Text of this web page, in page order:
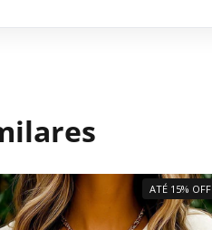
ATÉ 15% OFF